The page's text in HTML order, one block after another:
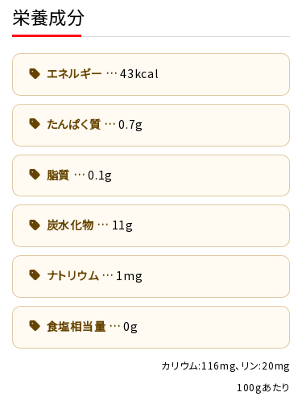
栄養成分
エネルギー 43kcal
たんぱく質 0.7g
脂質 0.1g
炭水化物 11g
ナトリウム 1mg
食塩相当量 0g
カリウム:116mg、リン:20mg
100gあたり